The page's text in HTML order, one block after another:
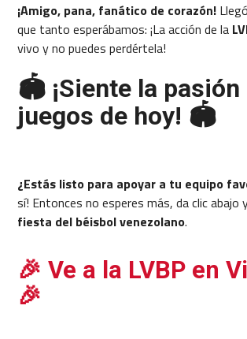
¡Amigo, pana, fanático de corazón!
que tanto esperábamos: ¡La acción de la
vivo y no puedes perdértela!
🏟️ ¡Siente la pasión
juegos de hoy! 🏟️
¿Estás listo para apoyar a tu equipo
sí! Entonces no esperes más, da clic abajo
fiesta del béisbol venezolano.
🎉 Ve a la LVBP en
🎉